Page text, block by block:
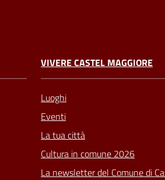
VIVERE CASTEL MAGGIORE
Luoghi
Eventi
La tua città
Cultura in comune 2026
La newsletter del Comune di